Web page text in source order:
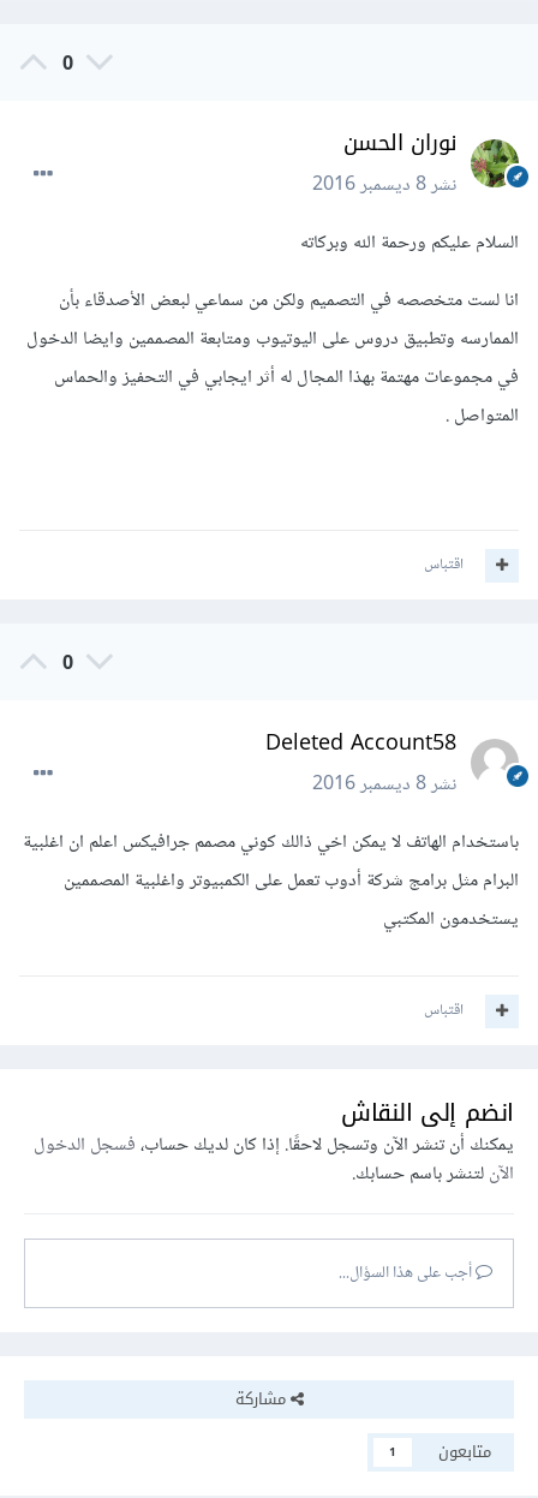
0
نوران الحسن
نشر8 ديسمبر 2016
السلام عليكم ورحمة الله وبركاته
انا لست متخصصه في التصميم ولكن من سماعي لبعض الأصدقاء بأن
الممارسه وتطبيق دروس على اليوتيوب ومتابعة المصممين وايضا الدخول
في مجموعات مهتمة بهذا المجال له أثر ايجابي في التحفيز والحماس
المتواصل .
اقتباس
0
Deleted Account58
نشر8 ديسمبر 2016
باستخدام الهاتف لا يمكن اخي ذالك كوني مصمم جرافيكس اعلم ان اغلبية
البرام مثل برامج شركة أدوب تعمل على الكمبيوتر واغلبية المصممين
يستخدمون المكتبي
اقتباس
انضم إلى النقاش
يمكنك أن تنشر الآن وتسجل لاحقًا. إذا كان لديك حساب،فسجل الدخول
الآنلتنشر باسم حسابك.
أجب على هذا السؤال...
مشاركة
متابعون
1